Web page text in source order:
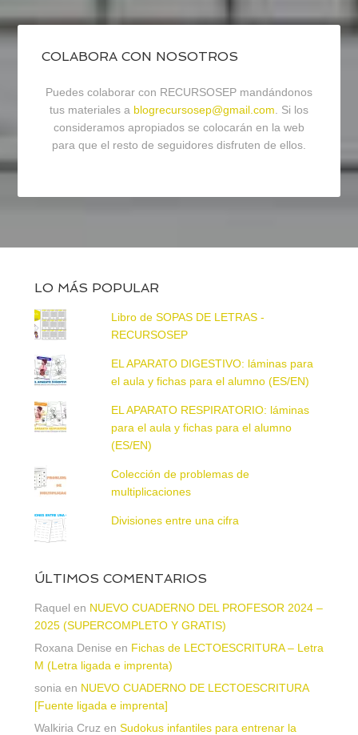
COLABORA CON NOSOTROS
Puedes colaborar con RECURSOSEP mandándonos
tus materiales a blogrecursosep@gmail.com. Si los
consideramos apropiados se colocarán en la web
para que el resto de seguidores disfruten de ellos.
LO MÁS POPULAR
Libro de SOPAS DE LETRAS -
RECURSOSEP
EL APARATO DIGESTIVO: láminas para
el aula y fichas para el alumno (ES/EN)
EL APARATO RESPIRATORIO: láminas
para el aula y fichas para el alumno
(ES/EN)
Colección de problemas de
multiplicaciones
Divisiones entre una cifra
ÚLTIMOS COMENTARIOS
Raquel en NUEVO CUADERNO DEL PROFESOR 2024 –
2025 (SUPERCOMPLETO Y GRATIS)
Roxana Denise en Fichas de LECTOESCRITURA – Letra
M (Letra ligada e imprenta)
sonia en NUEVO CUADERNO DE LECTOESCRITURA
[Fuente ligada e imprenta]
Walkiria Cruz en Sudokus infantiles para entrenar la